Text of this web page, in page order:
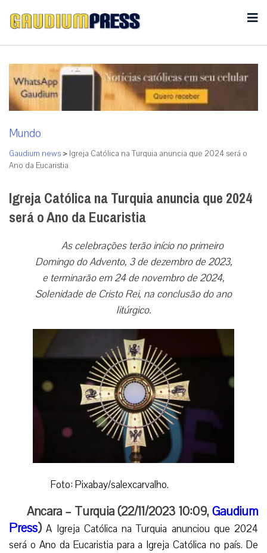
Mundo
Gaudium news > Igreja Católica na Turquia anuncia que 2024 será o
Ano da Eucaristia
Igreja Católica na Turquia anuncia que 2024
será o Ano da Eucaristia
As celebrações terão início no primeiro
Domingo do Advento, 3 de dezembro de 2023,
e terminarão em 24 de novembro de 2024,
Solenidade de Cristo Rei, na conclusão do ano
litúrgico.
Foto: Pixabay/salexcarvalho.
Ancara – Turquia (22/11/2023 10:09, Gaudium
Press) A Igreja Católica na Turquia anunciou que 2024
será o Ano da Eucaristia para a Igreja Católica no país. De